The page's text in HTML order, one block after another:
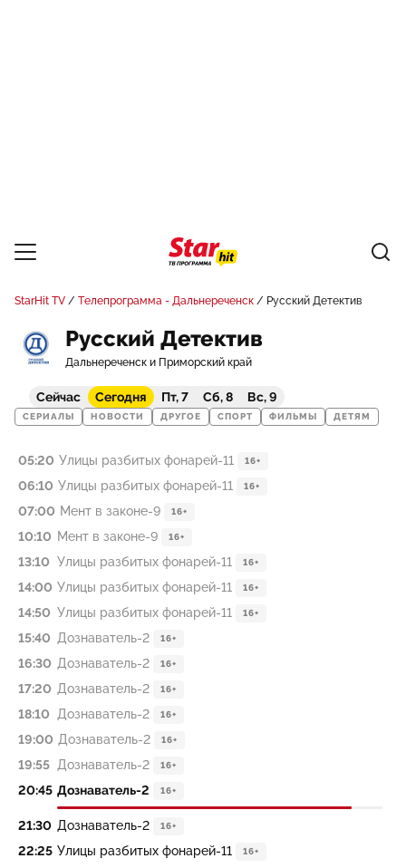
StarHit TV Телепрограмма - Дальнереченск Русский Детектив
Русский Детектив
Дальнереченск и Приморский край
Сейчас Сегодня Пт, 7 Сб, 8 Вс, 9
СЕРИАЛЫ НОВОСТИ ДРУГОЕ СПОРТ ФИЛЬМЫ ДЕТЯМ
05:20 Улицы разбитых фонарей-11 16+
06:10 Улицы разбитых фонарей-11 16+
07:00 Мент в законе-9 16+
10:10 Мент в законе-9 16+
13:10 Улицы разбитых фонарей-11 16+
14:00 Улицы разбитых фонарей-11 16+
14:50 Улицы разбитых фонарей-11 16+
15:40 Дознаватель-2 16+
16:30 Дознаватель-2 16+
17:20 Дознаватель-2 16+
18:10 Дознаватель-2 16+
19:00 Дознаватель-2 16+
19:55 Дознаватель-2 16+
20:45 Дознаватель-2 16+
21:30 Дознаватель-2 16+
22:25 Улицы разбитых фонарей-11 16+